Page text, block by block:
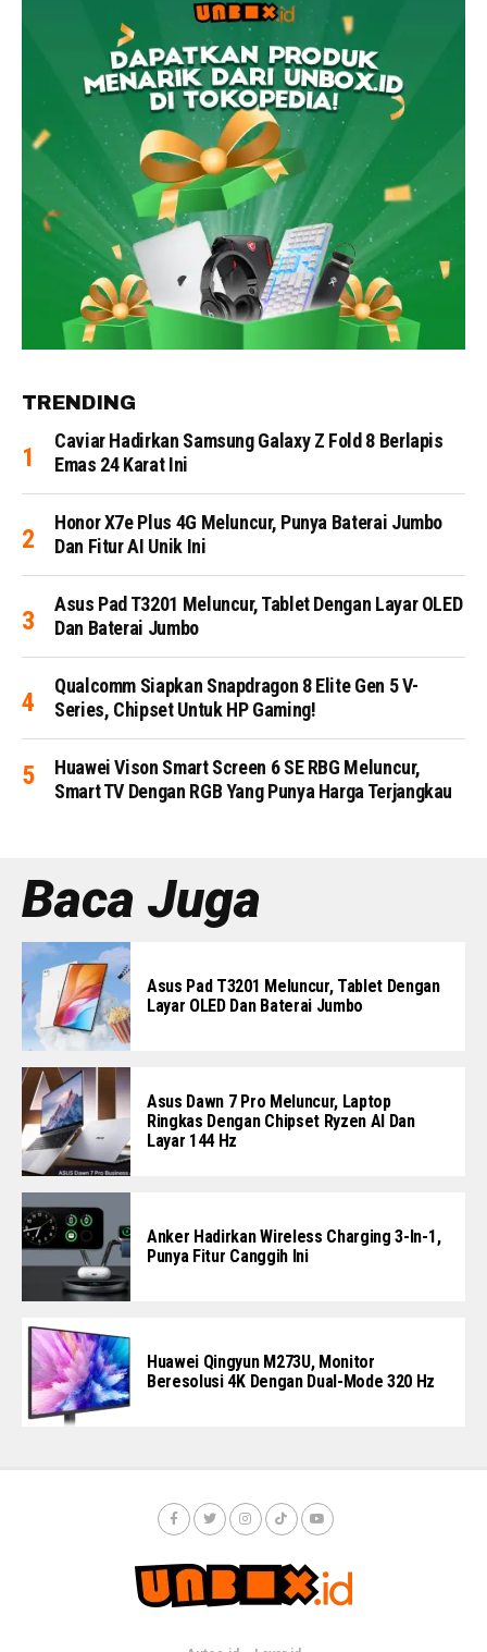
TRENDING
Caviar Hadirkan Samsung Galaxy Z Fold 8 Berlapis
Emas 24 Karat Ini
Honor X7e Plus 4G Meluncur, Punya Baterai Jumbo
Dan Fitur AI Unik Ini
Asus Pad T3201 Meluncur, Tablet Dengan Layar OLED
Dan Baterai Jumbo
Qualcomm Siapkan Snapdragon 8 Elite Gen 5 V-
Series, Chipset Untuk HP Gaming!
Huawei Vison Smart Screen 6 SE RBG Meluncur,
Smart TV Dengan RGB Yang Punya Harga Terjangkau
Baca Juga
Asus Pad T3201 Meluncur, Tablet Dengan
Layar OLED Dan Baterai Jumbo
Asus Dawn 7 Pro Meluncur, Laptop
Ringkas Dengan Chipset Ryzen AI Dan
Layar 144 Hz
Anker Hadirkan Wireless Charging 3-In-1,
Punya Fitur Canggih Ini
Huawei Qingyun M273U, Monitor
Beresolusi 4K Dengan Dual-Mode 320 Hz